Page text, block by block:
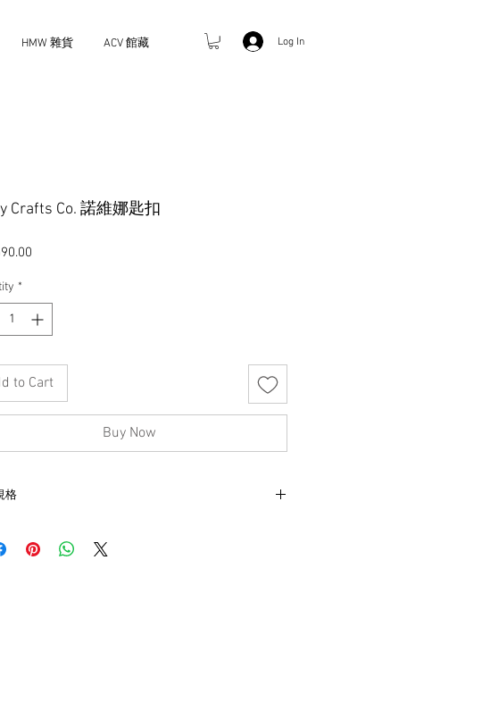
HMW 雜貨 ACV 館藏 Log In
Crafts Co. 諾維娜匙扣
*
to Cart
Buy Now
格
瑯彩聖母牌